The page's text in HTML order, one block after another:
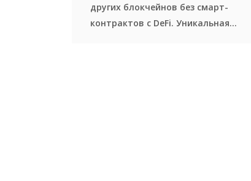
других блокчейнов без смарт-
контрактов с DeFi. Уникальная